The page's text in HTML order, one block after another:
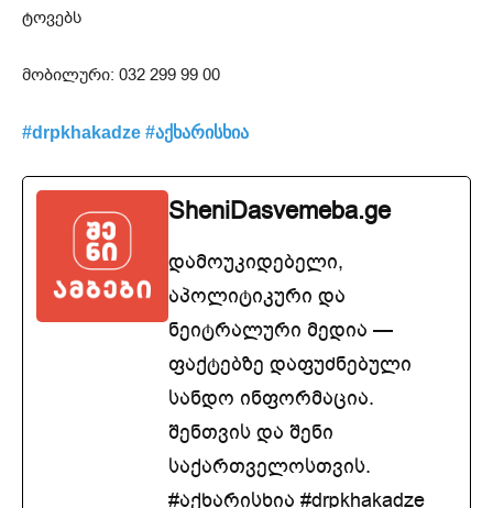
ტოვებს
მობილური: 032 299 99 00
#drpkhakadze #აქხარისხია
SheniDasvemeba.ge
დამოუკიდებელი,
აპოლიტიკური და
ნეიტრალური მედია —
ფაქტებზე დაფუძნებული
სანდო ინფორმაცია.
შენთვის და შენი
საქართველოსთვის.
#აქხარისხია #drpkhakadze